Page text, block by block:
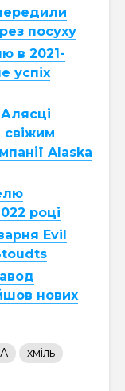
посуху
в 2021-
успіх
свіжим
Alaska
році
Evil
нових
хміль